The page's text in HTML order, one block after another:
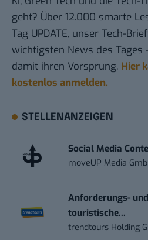
geht? Über 12.000 smarte
Tag UPDATE, unser Tech-
wichtigsten News des Tages
damit ihren Vorsprung. Hier
kostenlos anmelden.
STELLENANZEIGEN
Social Media
moveUP Media
Anforderungs-
touristische...
trendtours Holding